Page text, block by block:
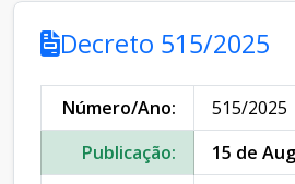
Decreto 515/2025
Número/Ano:
515/2025
Publicação:
15 de